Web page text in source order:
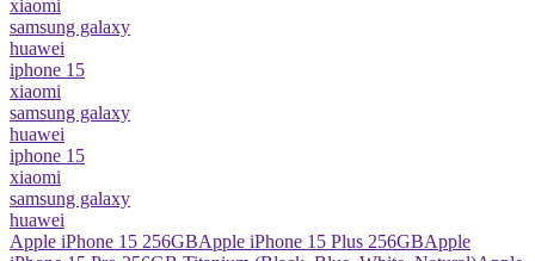
xiaomi
samsung galaxy
huawei
iphone 15
xiaomi
samsung galaxy
huawei
iphone 15
xiaomi
samsung galaxy
huawei
Apple iPhone 15 256GBApple iPhone 15 Plus 256GBApple